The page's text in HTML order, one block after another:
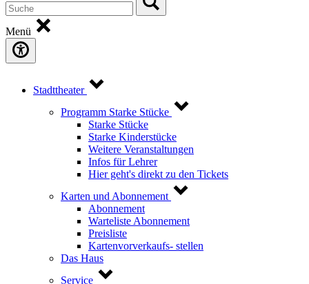
Menü
Stadttheater
Programm Starke Stücke
Starke Stücke
Starke Kinderstücke
Weitere Veranstaltungen
Infos für Lehrer
Hier geht's direkt zu den Tickets
Karten und Abonnement
Abonnement
Warteliste Abonnement
Preisliste
Kartenvorverkaufs- stellen
Das Haus
Service